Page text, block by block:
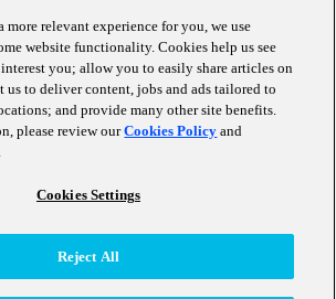
cases
Partners
more relevant experience for you, we use
website functionality. Cookies help us see
you; allow you to easily share articles on
us to deliver content, jobs and ads tailored to
and provide many other site benefits.
please review ourCookies Policy and
Cookies Settings
Reject All